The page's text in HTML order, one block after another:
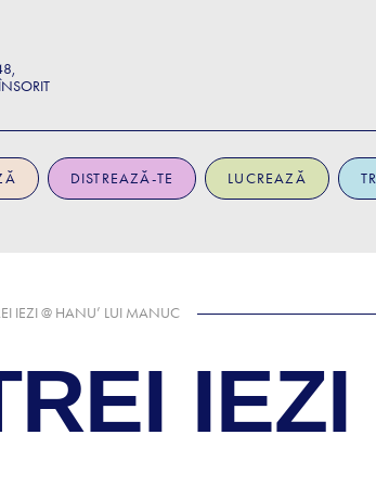
DISTREAZĂ-TE LUCREAZĂ
IEZI @ HANU’ LUI MANUC
IEZI